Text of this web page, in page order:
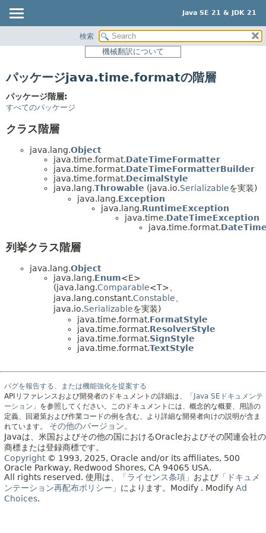
Java SE 21 & JDK 21
パッケージ
クラス
使用
階層ツリー
プレビュー
検索
機械翻訳について
パッケージjava.time.formatの階層
パッケージ階層:
すべてのパッケージ
クラス階層
java.lang.Object
java.time.format.DateTimeFormatter
java.time.format.DateTimeFormatterBuilder
java.time.format.DecimalStyle
java.lang.Throwable (java.io.Serializableを実装)
java.lang.Exception
java.lang.RuntimeException
java.time.DateTimeException
java.time.format.
列挙クラス階層
java.lang.Object
java.lang.Enum<E>
(java.lang.Comparable<T>、
java.lang.constant.Constable、
java.io.Serializableを実装)
java.time.format.FormatStyle
java.time.format.ResolverStyle
java.time.format.SignStyle
java.time.format.TextStyle
バグを報告する、または機能強化を提案する
APIリファレンスおよび開発者のドキュメントの詳細は、
「Java SEドキュメンテ
ーション」 を参照してください。このドキュメントには、概念的な概要、用語の
定義、回避策および作業コードの例を含む、より詳細な開発者向けの説明が含ま
れています。
その他のバージョン。
Javaは、米国およびその他の国におけるOracleおよびその関連会社の
商標または登録商標です。
Copyright© 1993, 2025, Oracle and/or its affiliates, 500
Oracle Parkway, Redwood Shores, CA 94065 USA.
All rights reserved. 使用は、 「ライセンス条項」 および 「ドキュメ
ンテーション再配布ポリシー」 によります。 Modify . Modify Ad
Choices.